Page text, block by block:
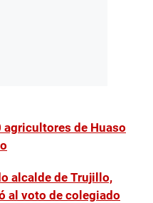
agricultores de Huaso
alcalde de Trujillo,
al voto de colegiado